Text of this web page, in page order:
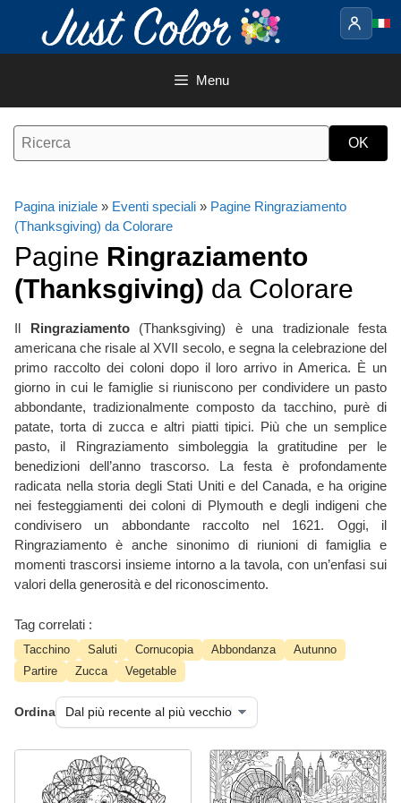
contenuto
Menu
Pagina iniziale » Eventi speciali » Pagine Ringraziamento
(Thanksgiving) da Colorare
Pagine Ringraziamento
(Thanksgiving) da Colorare
Il Ringraziamento(Thanksgiving) è una tradizionale festa
americana che risale al XVII secolo, e segna la celebrazione del
primo raccolto dei coloni dopo il loro arrivo in America. È un
giorno in cui le famiglie si riuniscono per condividere un pasto
abbondante, tradizionalmente composto da tacchino, purè di
patate, torta di zucca e altri piatti tipici. Più che un semplice
pasto, il Ringraziamento simboleggia la gratitudine per le
benedizioni dell’anno trascorso. La festa è profondamente
radicata nella storia degli Stati Uniti e del Canada, e ha origine
nei festeggiamenti dei coloni di Plymouth e degli indigeni che
condivisero un abbondante raccolto nel 1621. Oggi, il
Ringraziamento è anche sinonimo di riunioni di famiglia e
momenti trascorsi insieme intorno a la tavola, con un’enfasi sui
valori della generosità e del riconoscimento.
Tag correlati :
Tacchino Saluti Cornucopia Abbondanza
Autunno
Partire
Zucca Vegetable
Ordina